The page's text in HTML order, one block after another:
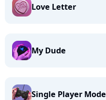
Love Letter
My Dude
Single Player Mode